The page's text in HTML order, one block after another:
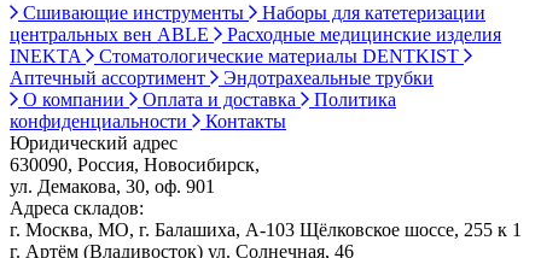
Сшивающие инструменты
Наборы для катетеризации
центральных вен ABLE
Расходные медицинские изделия
INEKTA
Стоматологические материалы DENTKIST
Аптечный ассортимент
Эндотрахеальные трубки
О компании
Оплата и доставка
Политика
конфиденциальности
Контакты
Юридический адрес
630090, Россия, Новосибирск,
ул. Демакова, 30, оф. 901
Адреса складов:
г. Москва, МО, г. Балашиха, А-103 Щёлковское шоссе, 255 к 1
г. Артём (Владивосток) ул. Солнечная, 46